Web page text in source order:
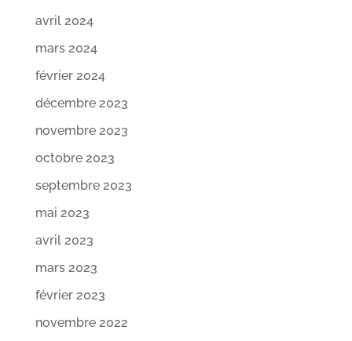
avril 2024
mars 2024
février 2024
décembre 2023
novembre 2023
octobre 2023
septembre 2023
mai 2023
avril 2023
mars 2023
février 2023
novembre 2022